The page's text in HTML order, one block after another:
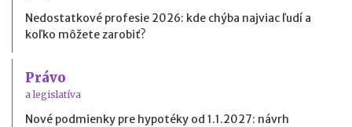
Nedostatkové profesie 2026: kde chýba najviac ľudí a
koľko môžete zarobiť?
Právo
a legislatíva
Nové podmienky pre hypotéky od 1.1.2027: návrh